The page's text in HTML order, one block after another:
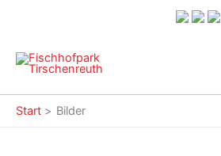
Start Bilder